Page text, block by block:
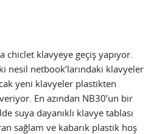
chiclet klavyeye geçiş yapıyor.
nesil netbook’larındaki klavyeler
yeni klavyeler plastikten
En azından NB30’un bir
suya dayanıklı klavye tablası
sağlam ve kabarık plastik hoş